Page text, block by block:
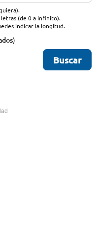
(de 0 a infinito).
indicar la longitud.
)